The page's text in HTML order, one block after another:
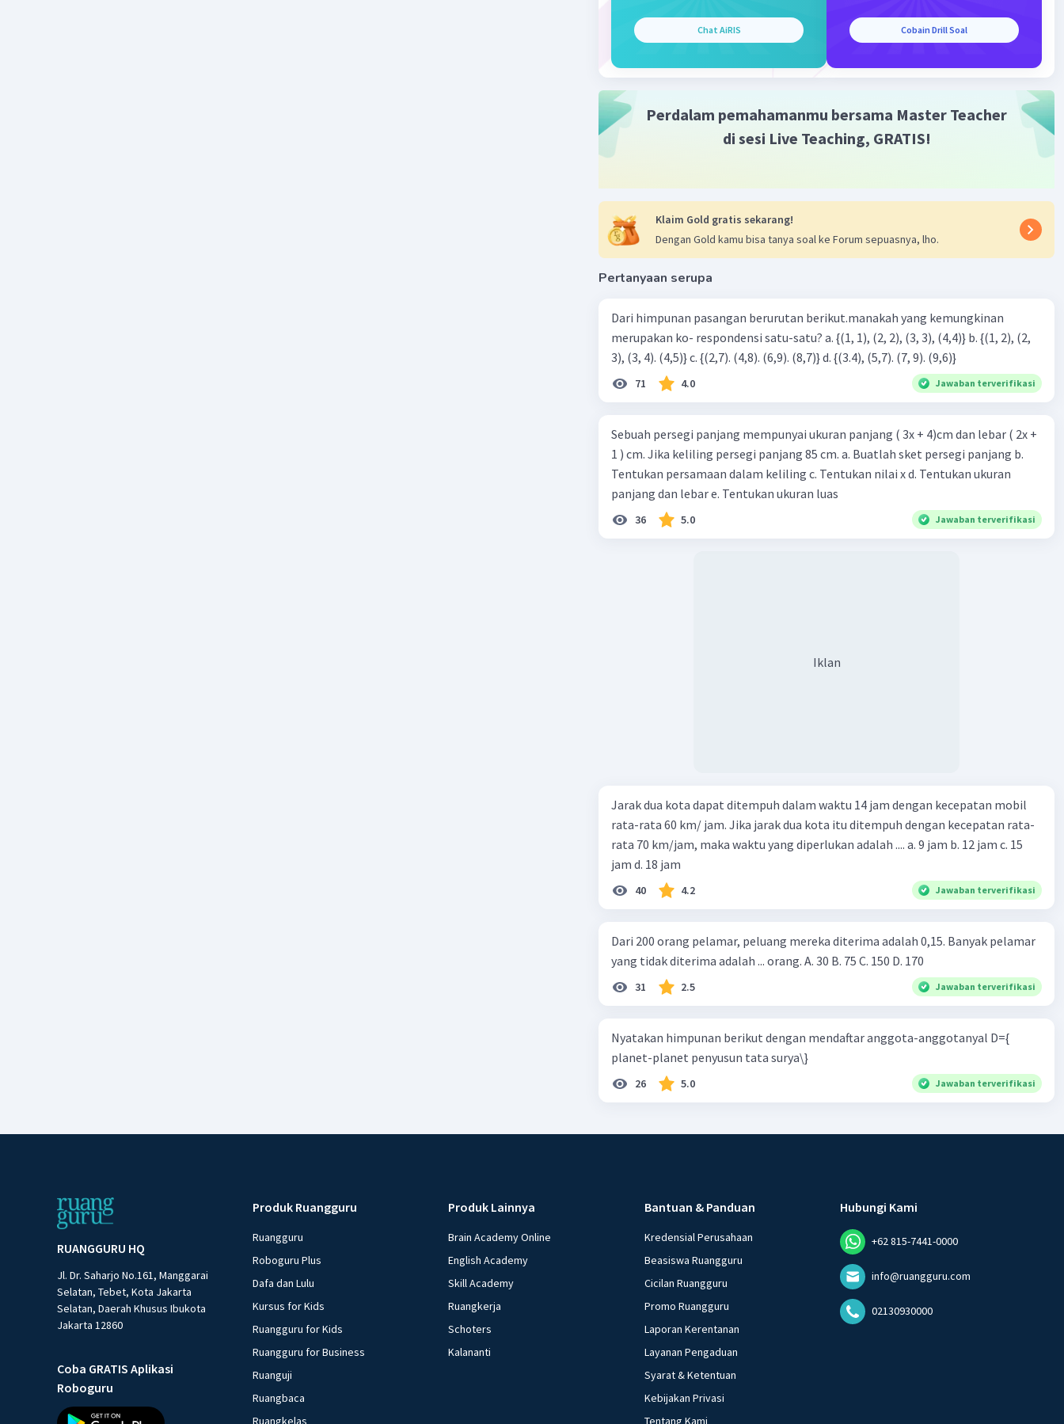
Chat AiRIS Cobain Drill Soal
Perdalam pemahamanmu bersama Master Teacher
di sesi Live Teaching, GRATIS!
Klaim Gold gratis sekarang!
Dengan Gold kamu bisa tanya soal ke Forum sepuasnya, lho.
Pertanyaan serupa
Dari himpunan pasangan berurutan berikut.manakah yang kemungkinan
merupakan ko- respondensi satu-satu? a. {(1, 1), (2, 2), (3, 3), (4,4)} b. {(1, 2), (2,
3), (3, 4). (4,5)} c. {(2,7). (4,8). (6,9). (8,7)} d. {(3.4), (5,7). (7, 9). (9,6)}
71 4.0 Jawaban terverifikasi
Sebuah persegi panjang mempunyai ukuran panjang ( 3x + 4)cm dan lebar ( 2x +
1 ) cm. Jika keliling persegi panjang 85 cm. a. Buatlah sket persegi panjang b.
Tentukan persamaan dalam keliling c. Tentukan nilai x d. Tentukan ukuran
panjang dan lebar e. Tentukan ukuran luas
36 5.0 Jawaban terverifikasi
Iklan
Jarak dua kota dapat ditempuh dalam waktu 14 jam dengan kecepatan mobil
rata-rata 60 km/ jam. Jika jarak dua kota itu ditempuh dengan kecepatan rata-
rata 70 km/jam, maka waktu yang diperlukan adalah .... a. 9 jam b. 12 jam c. 15
jam d. 18 jam
40 4.2 Jawaban terverifikasi
Dari 200 orang pelamar, peluang mereka diterima adalah 0,15. Banyak pelamar
yang tidak diterima adalah ... orang. A. 30 B. 75 C. 150 D. 170
31 2.5 Jawaban terverifikasi
Nyatakan himpunan berikut dengan mendaftar anggota-anggotanyal D={
planet-planet penyusun tata surya\}
26 5.0 Jawaban terverifikasi
RUANGGURU HQ
Jl. Dr. Saharjo No.161, Manggarai
Selatan, Tebet, Kota Jakarta
Selatan, Daerah Khusus Ibukota
Jakarta 12860
Coba GRATIS Aplikasi
Roboguru
Produk Ruangguru
Ruangguru
Roboguru Plus
Dafa dan Lulu
Kursus for Kids
Ruangguru for Kids
Ruangguru for Business
Ruanguji
Ruangbaca
Ruangkelas
Produk Lainnya
Brain Academy Online
English Academy
Skill Academy
Ruangkerja
Schoters
Kalananti
Bantuan & Panduan
Kredensial Perusahaan
Beasiswa Ruangguru
Cicilan Ruangguru
Promo Ruangguru
Laporan Kerentanan
Layanan Pengaduan
Syarat & Ketentuan
Kebijakan Privasi
Tentang Kami
Hubungi Kami
+62 815-7441-0000
info@ruangguru.com
02130930000